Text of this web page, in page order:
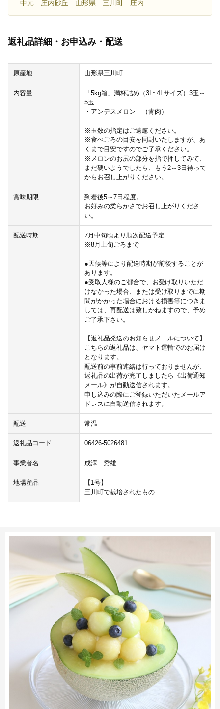
中元 庄内砂丘 山形県 三川町 庄内
返礼品詳細・お申込み・配送
原産地 山形県三川町
内容量
「5kg箱」満杯詰め（3L~4Lサイズ）3玉～
5玉
・アンデスメロン （青肉）
※玉数の指定はご遠慮ください。
※食べごろの目安を同封いたしますが、あ
くまで目安ですのでご了承ください。
※メロンのお尻の部分を指で押してみて、
まだ硬いようでしたら、もう2～3日待って
からお召し上がりください。
賞味期限
到着後5～7日程度。
お好みの柔らかさでお召し上がりくださ
い。
配送時期
7月中旬頃より順次配送予定
※8月上旬ごろまで
●天候等により配送時期が前後することが
あります。
●受取人様のご都合で、お受け取りいただ
けなかった場合、または受け取りまでに期
間がかかった場合における損害等につきま
しては、再配送は致しかねますので、予め
ご了承下さい。
【返礼品発送のお知らせメールについて】
こちらの返礼品は、ヤマト運輸でのお届け
となります。
配送前の事前連絡は行っておりませんが、
返礼品の出荷が完了しましたら《出荷通知
メール》が自動送信されます。
申し込みの際にご登録いただいたメールア
ドレスに自動送信されます。
配送 常温
返礼品コード 06426-5026481
事業者名 成澤 秀雄
地場産品
【1号】
三川町で栽培されたもの